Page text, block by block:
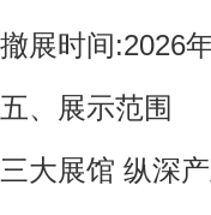
撤展时间:2026
五、展示范围
三大展馆 纵深